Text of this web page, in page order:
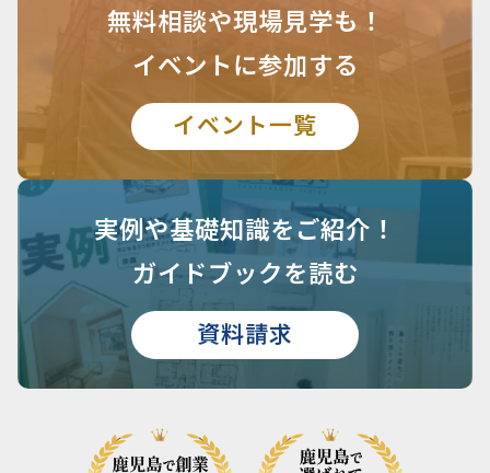
無料相談や現場見学も！
イベントに参加する
イベント一覧
実例や基礎知識をご紹介！
ガイドブックを読む
資料請求